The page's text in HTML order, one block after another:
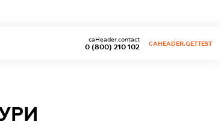
0 (800) 210 102
caHeader.contact
CAHEADER.GETTEST